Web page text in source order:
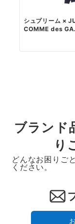
シュプリーム ×
COMME des
ブランド
り
どんなお困りご
ください。